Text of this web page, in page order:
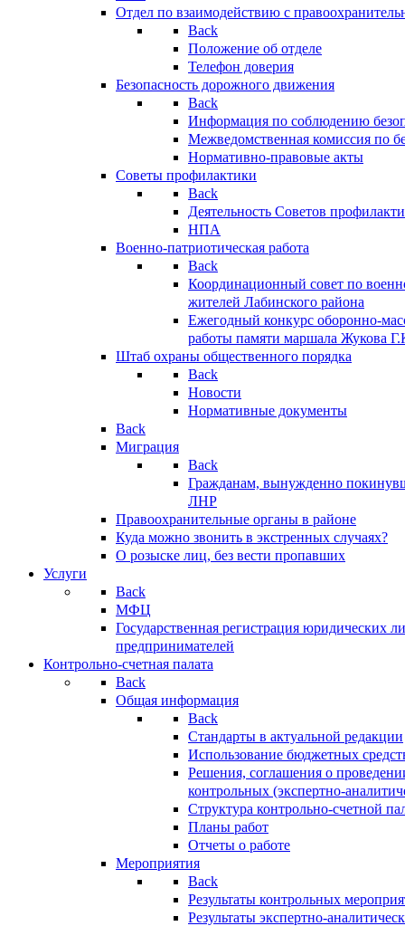
Отдел по взаимодействию с
Back
Положение об отделе
Телефон доверия
Безопасность дорожного движения
Back
Информация по соблюдению
Межведомственная комиссия по
Нормативно-правовые акты
Советы профилактики
Back
Деятельность Советов
НПА
Военно-патриотическая работа
Back
Координационный совет по
жителей Лабинского района
Ежегодный конкурс оборонно-
работы памяти маршала Жукова
Штаб охраны общественного порядка
Back
Новости
Нормативные документы
Back
Миграция
Back
Гражданам, вынужденно
ЛНР
Правоохранительные органы в районе
Куда можно звонить в экстренных случаях?
О розыске лиц, без вести пропавших
Услуги
Back
МФЦ
Государственная регистрация юридических
предпринимателей
Контрольно-счетная палата
Back
Общая информация
Back
Стандарты в актуальной редакции
Использование бюджетных
Решения, соглашения о
контрольных (экспертно-
Структура контрольно-счетной
Планы работ
Отчеты о работе
Мероприятия
Back
Результаты контрольных
Результаты экспертно-